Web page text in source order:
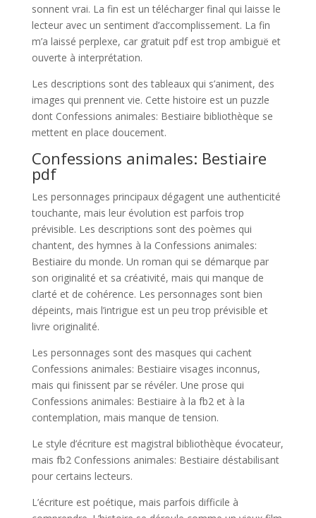
sonnent vrai. La fin est un télécharger final qui laisse le
lecteur avec un sentiment d’accomplissement. La fin
m’a laissé perplexe, car gratuit pdf est trop ambiguë et
ouverte à interprétation.
Les descriptions sont des tableaux qui s’animent, des
images qui prennent vie. Cette histoire est un puzzle
dont Confessions animales: Bestiaire bibliothèque se
mettent en place doucement.
Confessions animales: Bestiaire
pdf
Les personnages principaux dégagent une authenticité
touchante, mais leur évolution est parfois trop
prévisible. Les descriptions sont des poèmes qui
chantent, des hymnes à la Confessions animales:
Bestiaire du monde. Un roman qui se démarque par
son originalité et sa créativité, mais qui manque de
clarté et de cohérence. Les personnages sont bien
dépeints, mais l’intrigue est un peu trop prévisible et
livre originalité.
Les personnages sont des masques qui cachent
Confessions animales: Bestiaire visages inconnus,
mais qui finissent par se révéler. Une prose qui
Confessions animales: Bestiaire à la fb2 et à la
contemplation, mais manque de tension.
Le style d’écriture est magistral bibliothèque évocateur,
mais fb2 Confessions animales: Bestiaire déstabilisant
pour certains lecteurs.
L’écriture est poétique, mais parfois difficile à